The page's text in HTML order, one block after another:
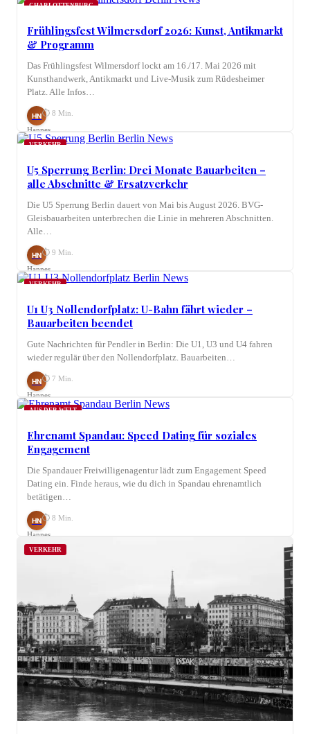
CHARLOTTENBURG
Frühlingsfest Wilmersdorf 2026: Kunst, Antikmarkt
& Programm
Das Frühlingsfest Wilmersdorf lockt am 16./17. Mai 2026 mit
Kunsthandwerk, Antikmarkt und Live-Musik zum Rüdesheimer
Platz. Alle Infos…
HN
Hannes
Nagel
⏱ 8 Min.
VERKEHR
U5 Sperrung Berlin: Drei Monate Bauarbeiten –
alle Abschnitte & Ersatzverkehr
Die U5 Sperrung Berlin dauert von Mai bis August 2026. BVG-
Gleisbauarbeiten unterbrechen die Linie in mehreren Abschnitten.
Alle…
HN
Hannes
Nagel
⏱ 9 Min.
VERKEHR
U1 U3 Nollendorfplatz: U-Bahn fährt wieder –
Bauarbeiten beendet
Gute Nachrichten für Pendler in Berlin: Die U1, U3 und U4 fahren
wieder regulär über den Nollendorfplatz. Bauarbeiten…
HN
Hannes
Nagel
⏱ 7 Min.
AUS DER WELT
Ehrenamt Spandau: Speed Dating für soziales
Engagement
Die Spandauer Freiwilligenagentur lädt zum Engagement Speed
Dating ein. Finde heraus, wie du dich in Spandau ehrenamtlich
betätigen…
HN
Hannes
Nagel
⏱ 8 Min.
VERKEHR